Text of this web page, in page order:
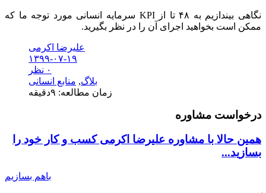
نگاهی بیندازیم به ۴۸ تا از KPI سرمایه انسانی مورد توجه ما که
ممکن است بخواهید اجرای آن را در نظر بگیرید.
علیرضا اکرمی
۱۳۹۹-۰۷-۱۹
۰ نظر
بلاگ, منابع انسانی
زمان مطالعه: ۹دقیقه
درخواست مشاوره
همین حالا با مشاوره علیرضا اکرمی کسب و کار خود را
بسازید...
باهم بسازیم